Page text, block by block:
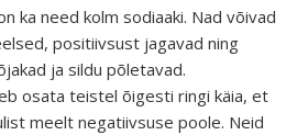
ka need kolm sodiaaki. Nad võivad
positiivsust jagavad ning
ja sildu põletavad.
osata teistel õigesti ringi käia, et
meelt negatiivsuse poole. Neid